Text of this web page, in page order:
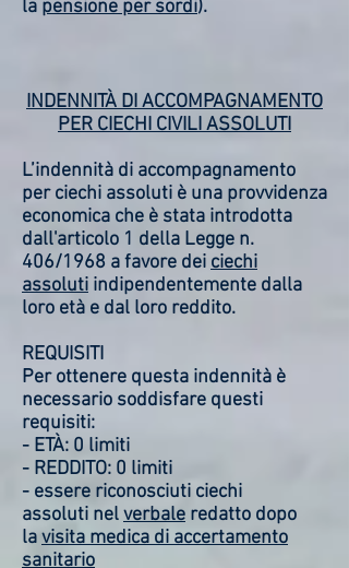
la pensione per sordi).
INDENNITÀ DI ACCOMPAGNAMENTO
PER CIECHI CIVILI ASSOLUTI
L’indennità di accompagnamento
per ciechi assoluti è una provvidenza
economica che è stata introdotta
dall'articolo 1 della Legge n.
406/1968 a favore dei ciechi
assoluti indipendentemente dalla
loro età e dal loro reddito.
REQUISITI
Per ottenere questa indennità è
necessario soddisfare questi
requisiti:
- ETÀ: 0 limiti
- REDDITO: 0 limiti
- essere riconosciuti ciechi
assoluti nelverbale redatto dopo
lavisita medica di accertamento
sanitario